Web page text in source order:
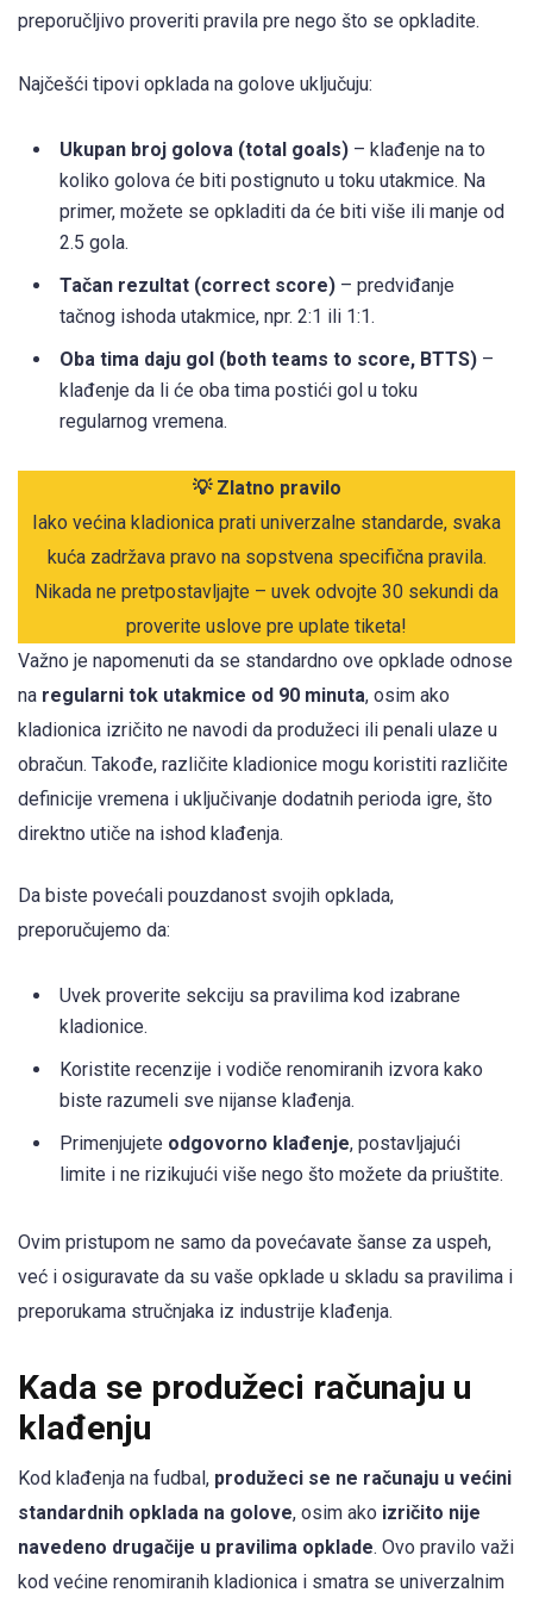
preporučljivo proveriti pravila pre nego što se opkladite.
Najčešći tipovi opklada na golove uključuju:
Ukupan broj golova (total goals) – klađenje na to
koliko golova će biti postignuto u toku utakmice. Na
primer, možete se opkladiti da će biti više ili manje od
2.5 gola.
Tačan rezultat (correct score) – predviđanje
tačnog ishoda utakmice, npr. 2:1 ili 1:1.
Oba tima daju gol (both teams to score, BTTS) –
klađenje da li će oba tima postići gol u toku
regularnog vremena.
💡 Zlatno pravilo
Iako većina kladionica prati univerzalne standarde, svaka
kuća zadržava pravo na sopstvena specifična pravila.
Nikada ne pretpostavljajte – uvek odvojte 30 sekundi da
proverite uslove pre uplate tiketa!
Važno je napomenuti da se standardno ove opklade odnose
na regularni tok utakmice od 90 minuta, osim ako
kladionica izričito ne navodi da produžeci ili penali ulaze u
obračun. Takođe, različite kladionice mogu koristiti različite
definicije vremena i uključivanje dodatnih perioda igre, što
direktno utiče na ishod klađenja.
Da biste povećali pouzdanost svojih opklada,
preporučujemo da:
Uvek proverite sekciju sa pravilima kod izabrane
kladionice.
Koristite recenzije i vodiče renomiranih izvora kako
biste razumeli sve nijanse klađenja.
Primenjujete odgovorno klađenje, postavljajući
limite i ne rizikujući više nego što možete da priuštite.
Ovim pristupom ne samo da povećavate šanse za uspeh,
već i osiguravate da su vaše opklade u skladu sa pravilima i
preporukama stručnjaka iz industrije klađenja.
Kada se produžeci računaju u
klađenju
Kod klađenja na fudbal, produžeci se ne računaju u većini
standardnih opklada na golove, osim ako izričito nije
navedeno drugačije u pravilima opklade. Ovo pravilo važi
kod većine renomiranih kladionica i smatra se univerzalnim